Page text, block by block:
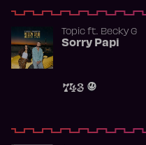
Topicft. Becky G
Sorry Papi
743